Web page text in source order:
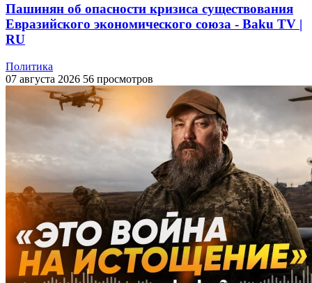
Пашинян об опасности кризиса существования
Евразийского экономического союза - Baku TV |
RU
Политика
07 августа 2026 56 просмотров